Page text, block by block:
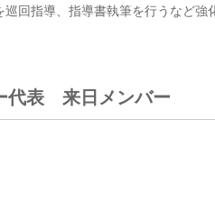
巡回指導、指導書執筆を行うなど
代表 来日メンバー